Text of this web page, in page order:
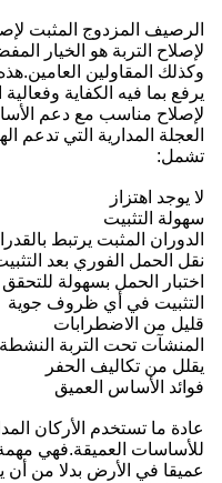
الرصيف المزدوج المثبت
لإصلاح التربة هو الخيار
وكذلك المقاولين
يرفع بما فيه الكفاية
لإصلاح مناسب مع دعم
العجلة المدارية التي تدعم
تشمل:
لا يوجد اهتزاز
سهولة التثبيت
الدوران المثبت يرتبط
نقل الحمل الفوري بعد
اختبار الحمل بسهولة
التثبيت في أي ظروف جوية
قليل من الاضطرابات
المنشآت تحت التربة النشطة
يقلل من تكاليف الحفر
فوائد الأساس العميق
عادة ما تستخدم الأركان
للأساسات العميقة.فهي مهمة
عميقا في الأرض بدلا من